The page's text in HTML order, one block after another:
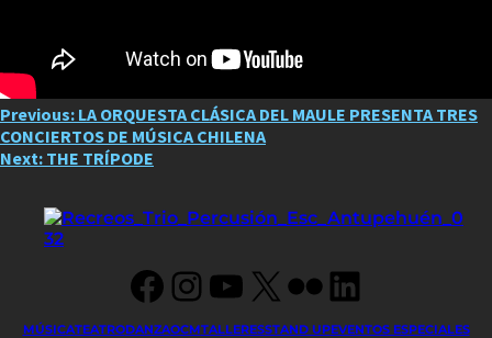
Post
navigation
Previous: LA ORQUESTA CLÁSICA DEL MAULE PRESENTA TRES
CONCIERTOS DE MÚSICA CHILENA
Next: THE TRÍPODE
Facebook
Instagram
YouTube
X FlickrLinkedIn
MÚSICATEATRODANZAOCMTALLERESSTAND UPEVENTOS ESPECIALES